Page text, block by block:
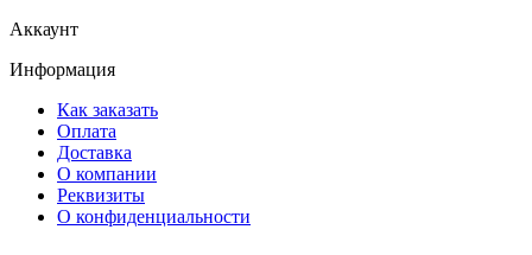
Аккаунт
Информация
Как заказать
Оплата
Доставка
О компании
Реквизиты
О конфиденциальности